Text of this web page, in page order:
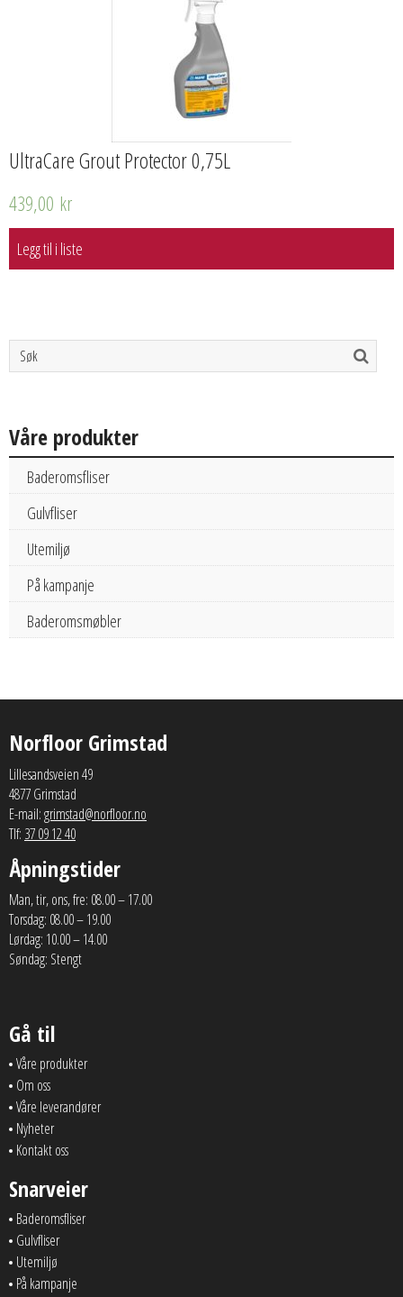
UltraCare Grout Protector 0,75L
439,00 kr
Legg til i liste
Våre produkter
Baderomsfliser
Gulvfliser
Utemiljø
På kampanje
Baderomsmøbler
Norfloor Grimstad
Lillesandsveien 49
4877 Grimstad
E-mail:grimstad@norfloor.no
Tlf: 37 09 12 40
Åpningstider
Man, tir, ons, fre: 08.00 – 17.00
Torsdag: 08.00 – 19.00
Lørdag: 10.00 – 14.00
Søndag: Stengt
Gå til
Våre produkter
Om oss
Våre leverandører
Nyheter
Kontakt oss
Snarveier
Baderomsfliser
Gulvfliser
Utemiljø
På kampanje